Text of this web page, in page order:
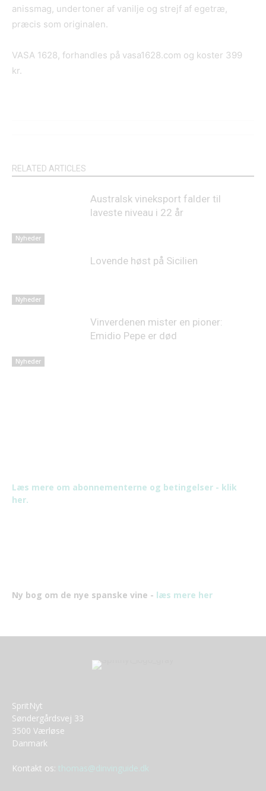
anissmag, undertoner af vanilje og strejf af egetræ,
præcis som originalen.
VASA 1628, forhandles på vasa1628.com og koster 399
kr.
RELATED ARTICLES
Nyheder
Australsk vineksport falder til
laveste niveau i 22 år
Nyheder
Lovende høst på Sicilien
Nyheder
Vinverdenen mister en pioner:
Emidio Pepe er død
Læs mere om abonnementerne og betingelser - klik
her.
Ny bog om de nye spanske vine - læs mere her
SpritNyt
Søndergårdsvej 33
3500 Værløse
Danmark
Kontakt os: